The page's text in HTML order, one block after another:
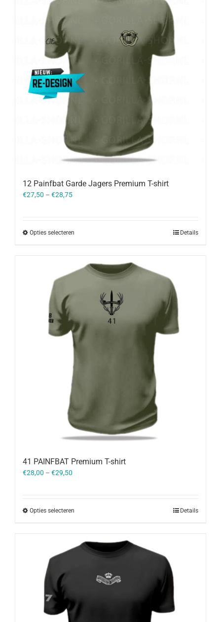
12 Painfbat Garde Jagers Premium T-shirt
€27,50 – €28,75
Opties selecteren Details
41 PAINFBAT Premium T-shirt
€28,00 – €29,50
Opties selecteren Details